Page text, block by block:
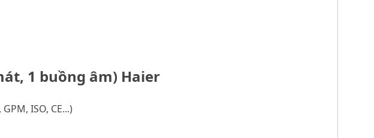
1 buồng âm) Haier
ISO, CE...)